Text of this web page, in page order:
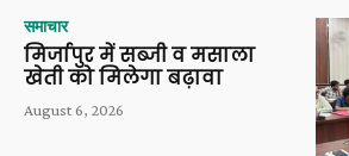
समाचार
मिर्जापुर में सब्जी व मसाला
खेती को मिलेगा बढ़ावा
August 6, 2026